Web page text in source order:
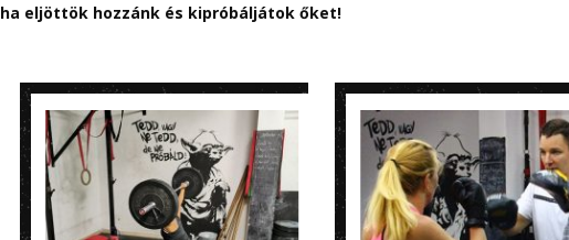
eljöttök hozzánk és kipróbáljátok őket!